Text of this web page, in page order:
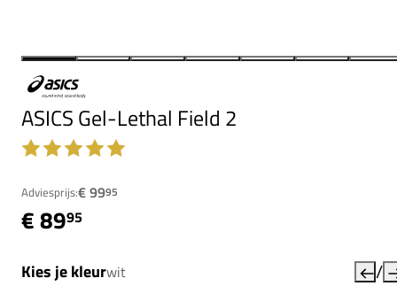
ASICS Gel-Lethal Field 2
Adviesprijs:€ 9995
€ 8995
Kies je kleurwit /